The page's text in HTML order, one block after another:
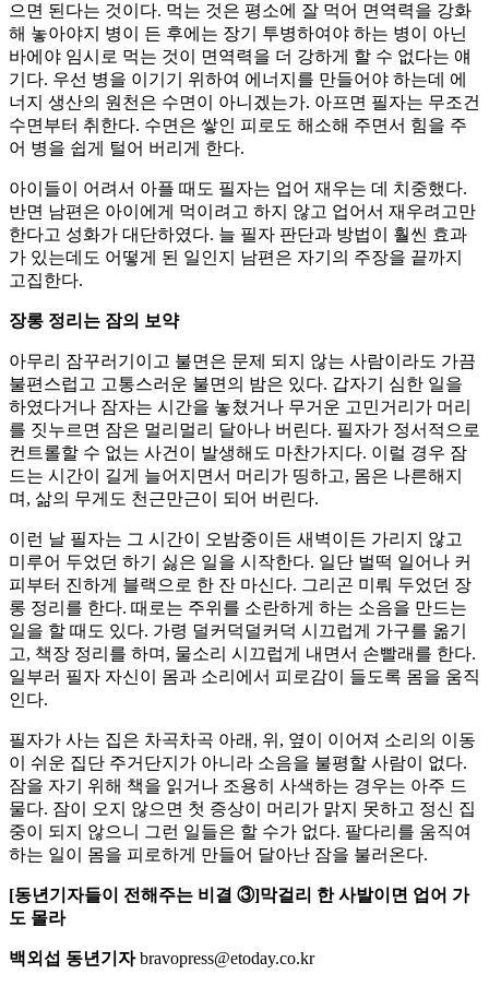
으면 된다는 것이다. 먹는 것은 평소에 잘 먹어 면역력을 강화
해 놓아야지 병이 든 후에는 장기 투병하여야 하는 병이 아닌
바에야 임시로 먹는 것이 면역력을 더 강하게 할 수 없다는 얘
기다. 우선 병을 이기기 위하여 에너지를 만들어야 하는데 에
너지 생산의 원천은 수면이 아니겠는가. 아프면 필자는 무조건
수면부터 취한다. 수면은 쌓인 피로도 해소해 주면서 힘을 주
어 병을 쉽게 털어 버리게 한다.
아이들이 어려서 아플 때도 필자는 업어 재우는 데 치중했다.
반면 남편은 아이에게 먹이려고 하지 않고 업어서 재우려고만
한다고 성화가 대단하였다. 늘 필자 판단과 방법이 훨씬 효과
가 있는데도 어떻게 된 일인지 남편은 자기의 주장을 끝까지
고집한다.
장롱 정리는 잠의 보약
아무리 잠꾸러기이고 불면은 문제 되지 않는 사람이라도 가끔
불편스럽고 고통스러운 불면의 밤은 있다. 갑자기 심한 일을
하였다거나 잠자는 시간을 놓쳤거나 무거운 고민거리가 머리
를 짓누르면 잠은 멀리멀리 달아나 버린다. 필자가 정서적으로
컨트롤할 수 없는 사건이 발생해도 마찬가지다. 이럴 경우 잠
드는 시간이 길게 늘어지면서 머리가 띵하고, 몸은 나른해지
며, 삶의 무게도 천근만근이 되어 버린다.
이런 날 필자는 그 시간이 오밤중이든 새벽이든 가리지 않고
미루어 두었던 하기 싫은 일을 시작한다. 일단 벌떡 일어나 커
피부터 진하게 블랙으로 한 잔 마신다. 그리곤 미뤄 두었던 장
롱 정리를 한다. 때로는 주위를 소란하게 하는 소음을 만드는
일을 할 때도 있다. 가령 덜커덕덜커덕 시끄럽게 가구를 옮기
고, 책장 정리를 하며, 물소리 시끄럽게 내면서 손빨래를 한다.
일부러 필자 자신이 몸과 소리에서 피로감이 들도록 몸을 움직
인다.
필자가 사는 집은 차곡차곡 아래, 위, 옆이 이어져 소리의 이동
이 쉬운 집단 주거단지가 아니라 소음을 불평할 사람이 없다.
잠을 자기 위해 책을 읽거나 조용히 사색하는 경우는 아주 드
물다. 잠이 오지 않으면 첫 증상이 머리가 맑지 못하고 정신 집
중이 되지 않으니 그런 일들은 할 수가 없다. 팔다리를 움직여
하는 일이 몸을 피로하게 만들어 달아난 잠을 불러온다.
[동년기자들이 전해주는 비결 ③]막걸리 한 사발이면 업어 가
도 몰라
백외섭 동년기자bravopress@etoday.co.kr